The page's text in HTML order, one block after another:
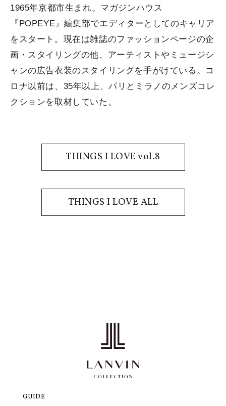
1965年京都市生まれ。マガジンハウス
『POPEYE』編集部でエディターとしてのキャリア
をスタート。現在は雑誌のファッションページの企
画・スタイリングの他、アーティストやミュージシ
ャンの広告衣装のスタイリングを手がけている。コ
ロナ以前は、35年以上、パリとミラノのメンズコレ
クションを取材していた。
THINGS I LOVE vol.8
THINGS I LOVE ALL
GUIDE